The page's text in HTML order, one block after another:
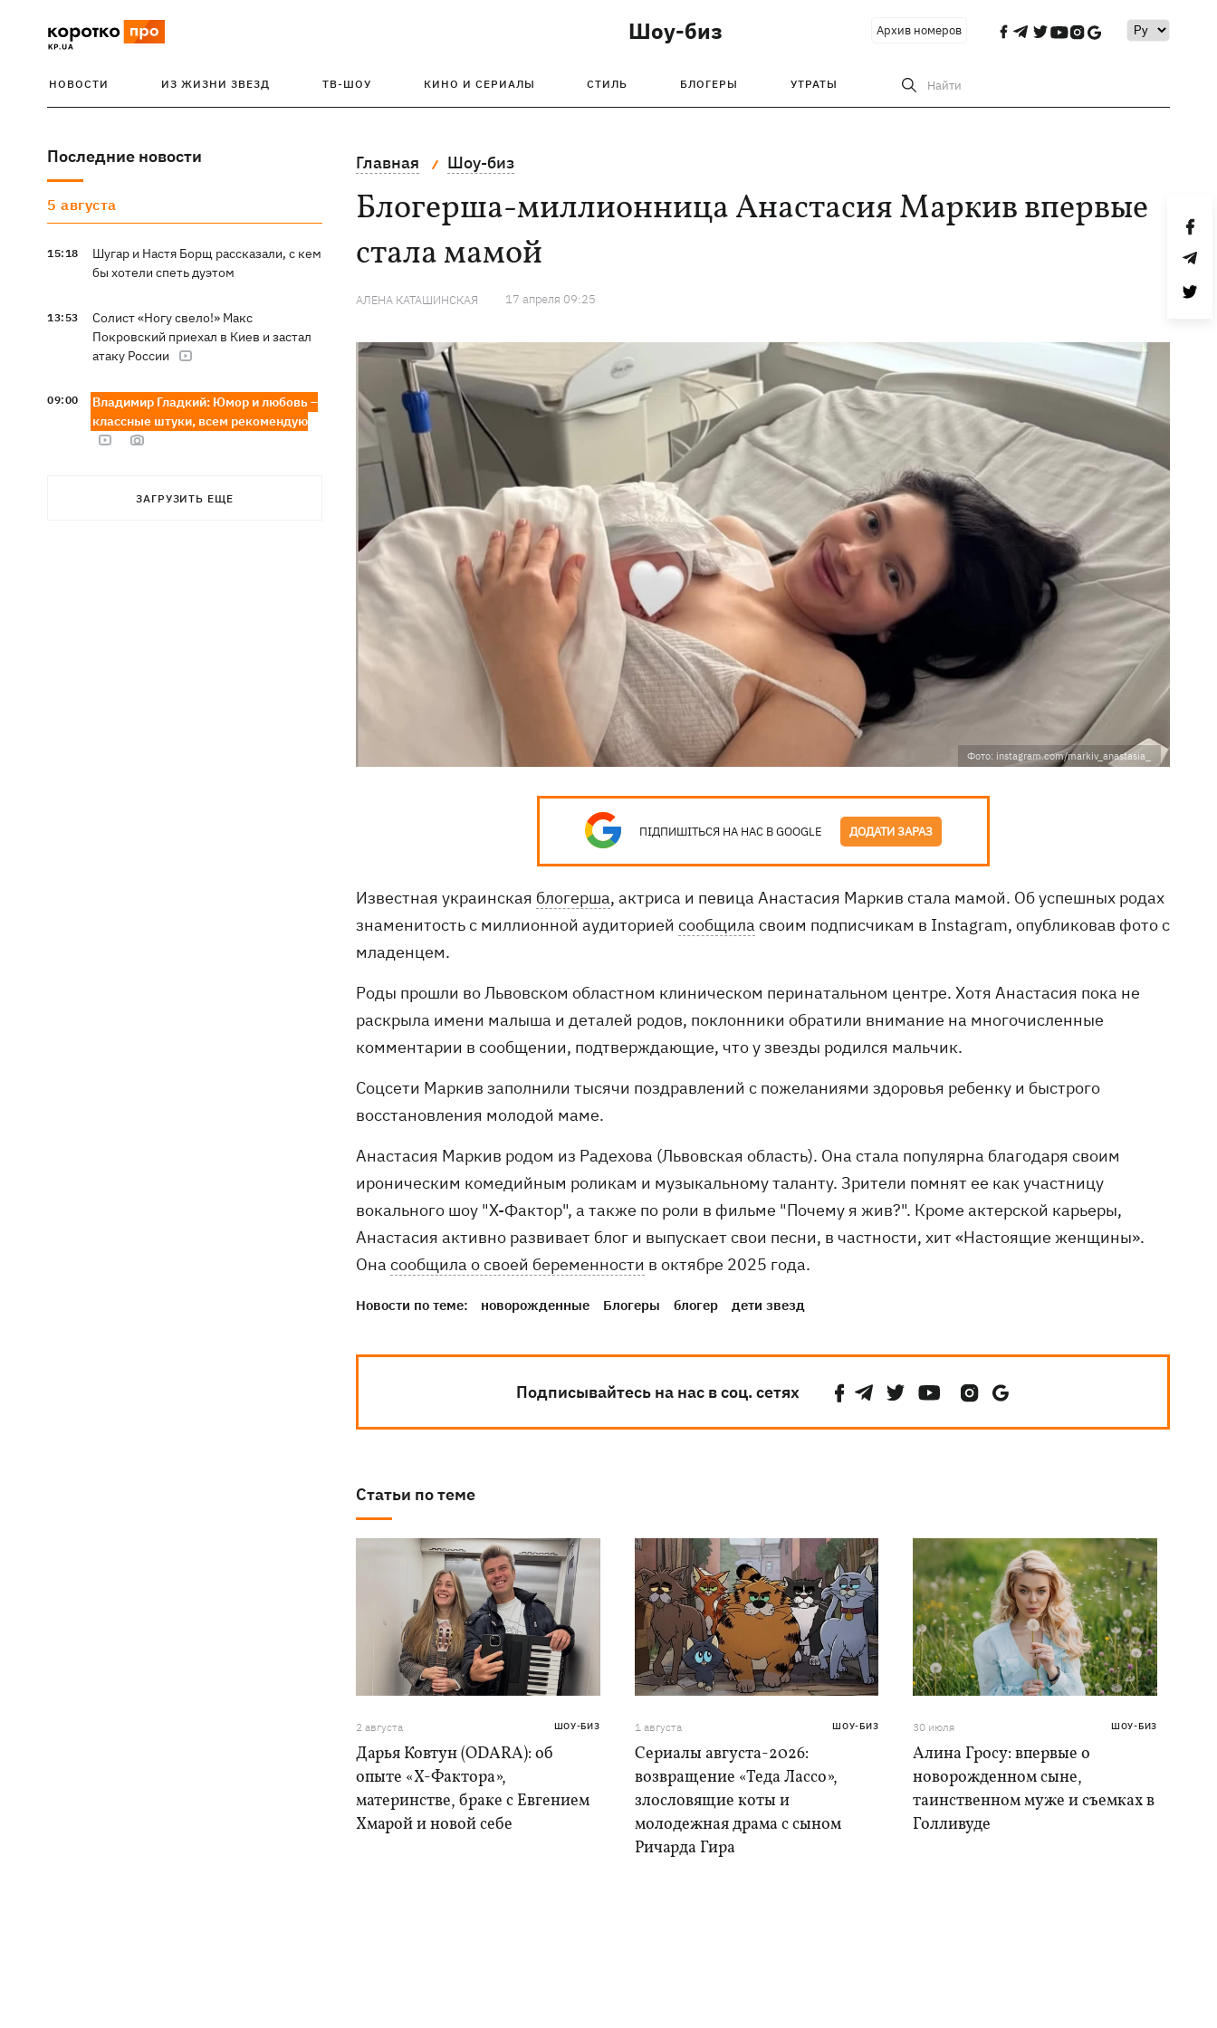
Шоу-биз Архив номеров
НОВОСТИ ИЗ ЖИЗНИ ЗВЕЗД ТВ-ШОУ КИНО И СЕРИАЛЫ СТИЛЬ БЛОГЕРЫ УТРАТЫ Найти
Последние новости
5 августа
15:18
Шугар и Настя Борщ рассказали, с кем
бы хотели спеть дуэтом
13:53
Солист «Ногу свело!» Макс
Покровский приехал в Киев и застал
атаку России
09:00
Владимир Гладкий: Юмор и любовь –
классные штуки, всем рекомендую
ЗАГРУЗИТЬ ЕЩЕ
Главная Шоу-биз
Блогерша-миллионница Анастасия Маркив впервые
стала мамой
АЛЕНА КАТАШИНСКАЯ 17 апреля 09:25
Фото: instagram.com/markiv_anastasia_
ПІДПИШІТЬСЯ НА НАС В GOOGLE ДОДАТИ ЗАРАЗ
Известная украинская блогерша, актриса и певица Анастасия Маркив стала мамой. Об успешных родах
знаменитость с миллионной аудиторией сообщила своим подписчикам в Instagram, опубликовав фото с
младенцем.
Роды прошли во Львовском областном клиническом перинатальном центре. Хотя Анастасия пока не
раскрыла имени малыша и деталей родов, поклонники обратили внимание на многочисленные
комментарии в сообщении, подтверждающие, что у звезды родился мальчик.
Соцсети Маркив заполнили тысячи поздравлений с пожеланиями здоровья ребенку и быстрого
восстановления молодой маме.
Анастасия Маркив родом из Радехова (Львовская область). Она стала популярна благодаря своим
ироническим комедийным роликам и музыкальному таланту. Зрители помнят ее как участницу
вокального шоу "Х-Фактор", а также по роли в фильме "Почему я жив?". Кроме актерской карьеры,
Анастасия активно развивает блог и выпускает свои песни, в частности, хит «Настоящие женщины».
Она сообщила о своей беременности в октябре 2025 года.
Новости по теме: новорожденные Блогеры блогер дети звезд
Подписывайтесь на нас в соц. сетях
Статьи по теме
2 августа ШОУ-БИЗ
Дарья Ковтун (ODARA): об
опыте «Х-Фактора»,
материнстве, браке с Евгением
Хмарой и новой себе
1 августа ШОУ-БИЗ
Сериалы августа-2026:
возвращение «Теда Лассо»,
злословящие коты и
молодежная драма с сыном
Ричарда Гира
30 июля ШОУ-БИЗ
Алина Гросу: впервые о
новорожденном сыне,
таинственном муже и съемках в
Голливуде